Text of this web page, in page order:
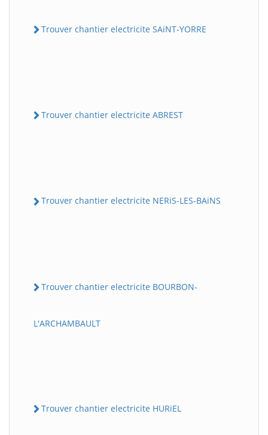
Trouver chantier electricite SAiNT-YORRE
Trouver chantier electricite ABREST
Trouver chantier electricite NERiS-LES-BAiNS
Trouver chantier electricite BOURBON-
L'ARCHAMBAULT
Trouver chantier electricite HURiEL